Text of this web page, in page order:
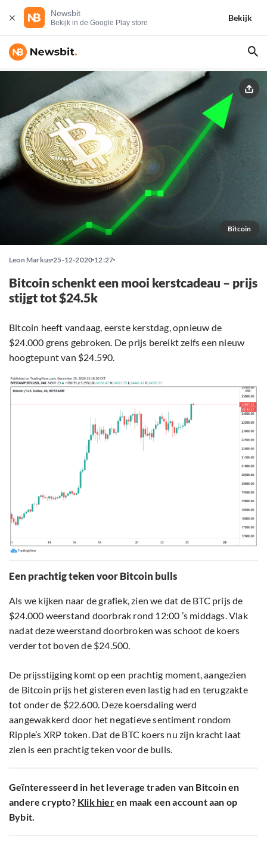
Newsbit
Bekijk in de Google Play store
Bekijk
Bitcoin
Leon Markus 25-12-2020 12:27
Bitcoin schenkt een mooi kerstcadeau – prijs
stijgt tot $24.5k
Bitcoin heeft vandaag, eerste kerstdag, opnieuw de
$24.000 grens gebroken. De prijs bereikt zelfs een nieuw
hoogtepunt van $24.590.
Een prachtig teken voor Bitcoin bulls
Als we kijken naar de grafiek, zien we dat de BTC prijs de
$24.000 weerstand doorbrak rond 12:00 ’s middags. Vlak
nadat deze weerstand doorbroken was schoot de koers
verder tot boven de $24.500.
De prijsstijging komt op een prachtig moment, aangezien
de Bitcoin prijs het gisteren even lastig had en terugzakte
tot onder de $22.600. Deze koersdaling werd
aangewakkerd door het negatieve sentiment rondom
Ripple’s XRP token. Dat de BTC koers nu zijn kracht laat
zien is een prachtig teken voor de bulls.
Geïnteresseerd in het leverage traden van Bitcoin en
andere crypto? Klik hieren maak een account aan op
Bybit.